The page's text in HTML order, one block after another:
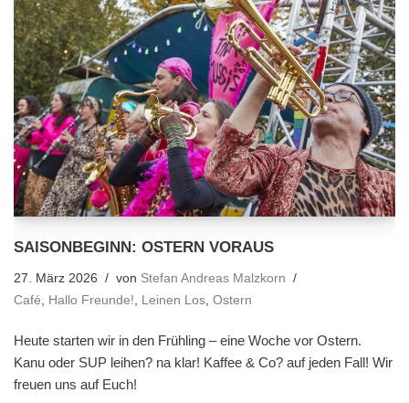
SAISONBEGINN: OSTERN VORAUS
27. März 2026 von Stefan Andreas Malzkorn
Café
Hallo Freunde! Leinen Los Ostern
Heute starten wir in den Frühling – eine Woche vor Ostern.
Kanu oder SUP leihen? na klar! Kaffee & Co? auf jeden Fall! Wir
freuen uns auf Euch!